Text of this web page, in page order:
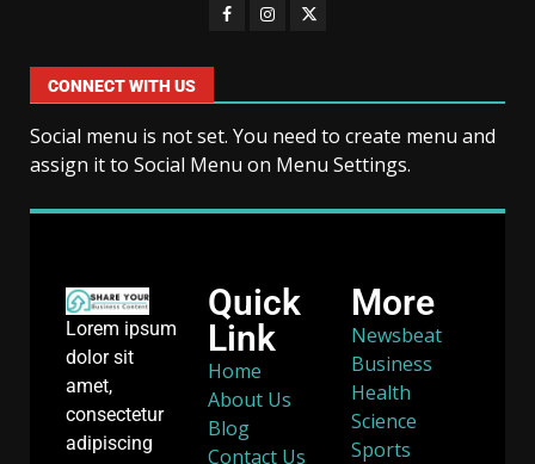
CONNECT WITH US
Social menu is not set. You need to create menu and
assign it to Social Menu on Menu Settings.
Lorem ipsum
dolor sit
amet,
consectetur
adipiscing
Quick
Link
Home
About Us
Blog
Contact Us
More
Newsbeat
Business
Health
Science
Sports